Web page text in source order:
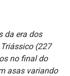
da era dos
(227
no final do
asas variando